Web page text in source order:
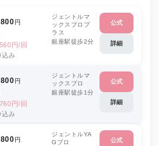
円
円/回
込み
ジェントルマ
ックスプロプ
ラス
銀座駅徒歩2分
公式
詳細
円
円/回
込み
ジェントルマ
ックスプロ
銀座駅徒歩1分
公式
詳細
円
ジェントルYA
Gプロ
公式